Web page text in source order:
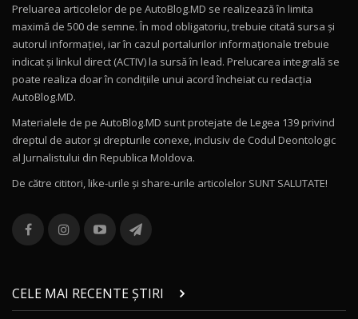
Mercedes-AMG E 53 HYBRID 4MATIC+ / Test
Drive AutoBlog.MD
16:27
11
Noul Volvo ES90 / Test Drive AutoBlog.MD
12
Noul MG HS / Test Drive AutoBlog.MD
16:48
13
combină aventura cu luxul / AutoBlog.MD
36:08
chinez care face lumea să se întoarcă după el
/ AutoBlog.MD
17:27
Preluarea articolelor de pe AutoBlog.MD se realizează în limita
maximă de 500 de semne. În mod obligatoriu, trebuie citată sursa și
autorul informației, iar în cazul portalurilor informaționale trebuie
indicat și linkul direct (ACTIV) la sursă în lead. Prelucarea integrală se
poate realiza doar în condițiile unui acord încheiat cu redacţia
AutoBlog.MD.
Materialele de pe AutoBlog.MD sunt protejate de Legea 139 privind
dreptul de autor și drepturile conexe, inclusiv de Codul Deontologic
al Jurnalistului din Republica Moldova.
De către cititori, like-urile şi share-urile articolelor SUNT SALUTATE!
CELE MAI RECENTE ȘTIRI